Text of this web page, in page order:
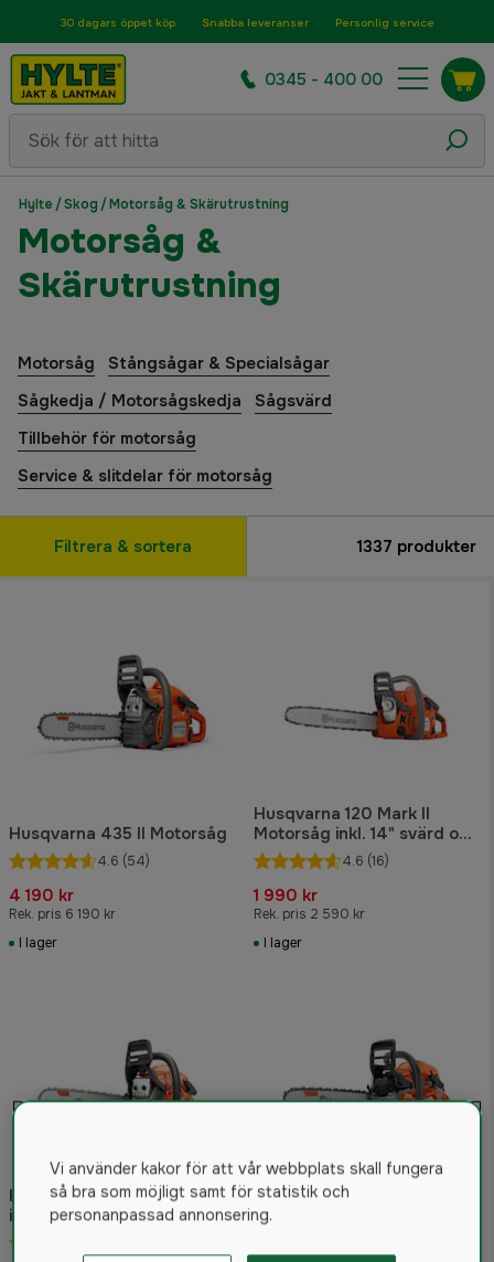
30 dagars öppet köp Snabba leveranser Personlig service
0345 - 400 00
Hylte /Skog /Motorsåg & Skärutrustning
Motorsåg &
Skärutrustning
Motorsåg
Stångsågar & Specialsågar
Sågkedja / Motorsågskedja
Sågsvärd
Tillbehör för motorsåg
Service & slitdelar för motorsåg
Filtrera & sortera 1337 produkter
Husqvarna 435 II Motorsåg
4.6 (54)
4 190 kr
Rek. pris 6 190 kr
I lager
Husqvarna 120 Mark II
Motorsåg inkl. 14" svärd och
kedja
4.6 (16)
1 990 kr
Rek. pris 2 590 kr
I lager
Husqvarna 445S Motorsåg
inkl. 13" skärutrustning
Husqvarna 550 XP G Mark II
Motorsåg
Vi använder kakor för att vår webbplats skall fungera
så bra som möjligt samt för statistik och
personanpassad annonsering.